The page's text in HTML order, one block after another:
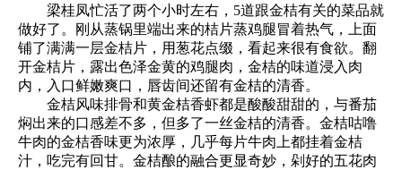
梁桂凤忙活了两个小时左右，5道跟金桔有关的菜品就
做好了。刚从蒸锅里端出来的桔片蒸鸡腿冒着热气，上面
铺了满满一层金桔片，用葱花点缀，看起来很有食欲。翻
开金桔片，露出色泽金黄的鸡腿肉，金桔的味道浸入肉
内，入口鲜嫩爽口，唇齿间还留有金桔的清香。
金桔风味排骨和黄金桔香虾都是酸酸甜甜的，与番茄
焖出来的口感差不多，但多了一丝金桔的清香。金桔咕噜
牛肉的金桔香味更为浓厚，几乎每片牛肉上都挂着金桔
汁，吃完有回甘。金桔酿的融合更显奇妙，剁好的五花肉